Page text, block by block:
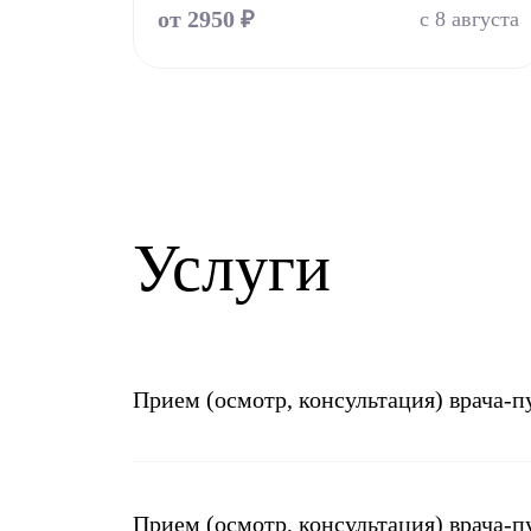
от 2950 ₽ с 8 августа
Услуги
Прием (осмотр, консультация) врача-
Прием (осмотр, консультация) врача-